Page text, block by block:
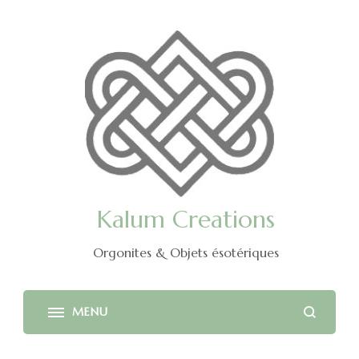
Kalum Creations
Orgonites & Objets ésotériques